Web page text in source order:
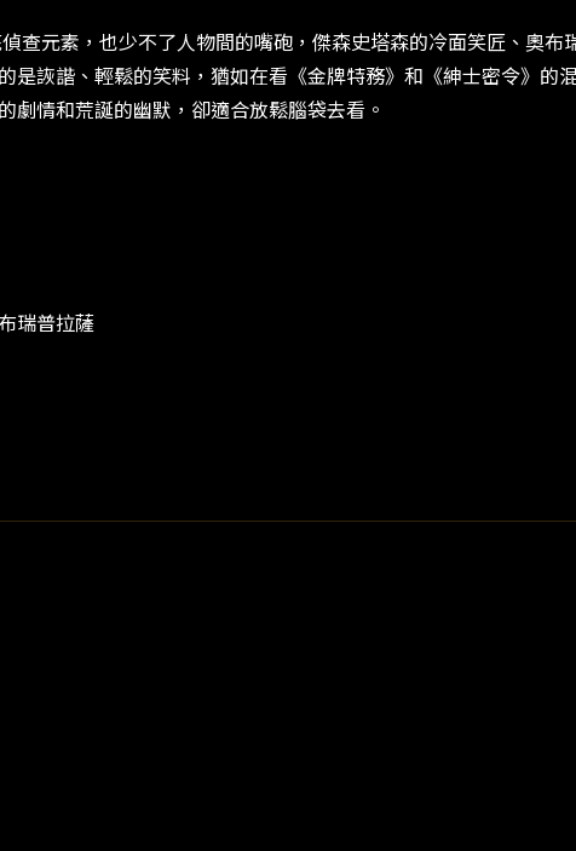
元素，也少不了人物間的嘴砲，傑森史塔森的冷面笑匠、奧布
是詼諧、輕鬆的笑料，猶如在看《金牌特務》和《紳士密令》的
劇情和荒誕的幽默，卻適合放鬆腦袋去看。
瑞普拉薩